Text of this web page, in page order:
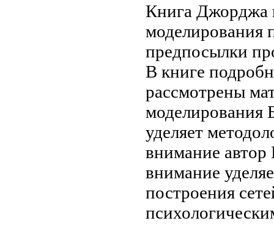
Книга Джорджа
моделирования
предпосылки
В книге
рассмотрены
моделирования
уделяет
внимание автор
внимание
построения